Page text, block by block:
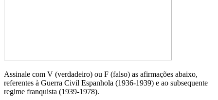
Assinale com V (verdadeiro) ou F (falso) as afirmações abaixo,
referentes à Guerra Civil Espanhola (1936-1939) e ao subsequente
regime franquista (1939-1978).